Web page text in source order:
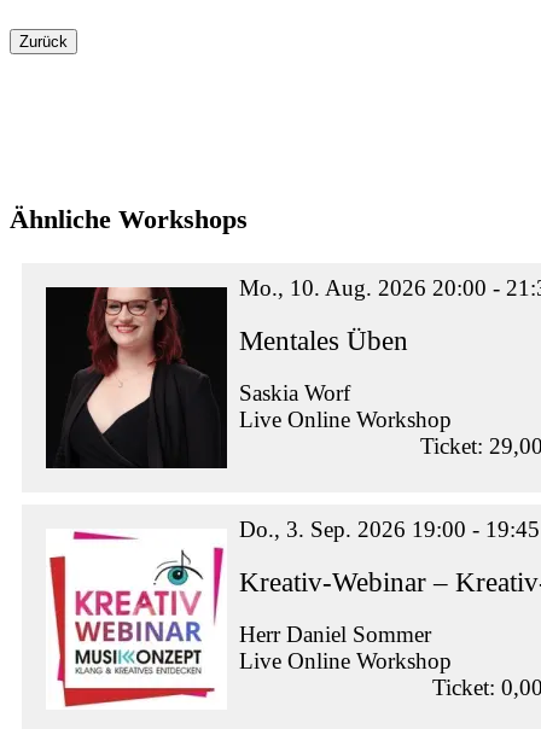
Zurück
Ähnliche Workshops
Mo., 10. Aug. 2026 20:00 -
Mentales Üben
Saskia Worf
Live Online Workshop
Ticket:
Do., 3. Sep. 2026 19:00 - 19:45
Kreativ-Webinar –
Herr Daniel Sommer
Live Online Workshop
Ticket: